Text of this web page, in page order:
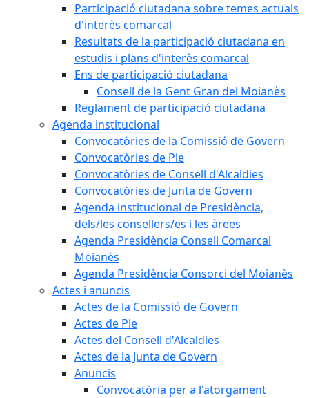
Participació ciutadana sobre temes actuals
d'interès comarcal
Resultats de la participació ciutadana en
estudis i plans d'interès comarcal
Ens de participació ciutadana
Consell de la Gent Gran del Moianès
Reglament de participació ciutadana
Agenda institucional
Convocatòries de la Comissió de Govern
Convocatòries de Ple
Convocatòries de Consell d'Alcaldies
Convocatòries de Junta de Govern
Agenda institucional de Presidència,
dels/les consellers/es i les àrees
Agenda Presidència Consell Comarcal
Moianès
Agenda Presidència Consorci del Moianès
Actes i anuncis
Actes de la Comissió de Govern
Actes de Ple
Actes del Consell d'Alcaldies
Actes de la Junta de Govern
Anuncis
Convocatòria per a l'atorgament